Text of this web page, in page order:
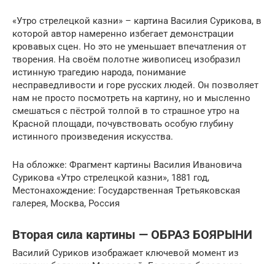
«Утро стрелецкой казни» – картина Василия Сурикова, в
которой автор намеренно избегает демонстрации
кровавых сцен. Но это не уменьшает впечатления от
творения. На своём полотне живописец изобразил
истинную трагедию народа, понимание
несправедливости и горе русских людей. Он позволяет
нам не просто посмотреть на картину, но и мысленно
смешаться с пёстрой толпой в то страшное утро на
Красной площади, почувствовать особую глубину
истинного произведения искусства.
На обложке: Фрагмент картины Василия Ивановича
Сурикова «Утро стрелецкой казни», 1881 год,
Местонахождение: Государственная Третьяковская
галерея, Москва, Россия
Вторая сила картины — ОБРАЗ БОЯРЫНИ
Василий Суриков изображает ключевой момент из